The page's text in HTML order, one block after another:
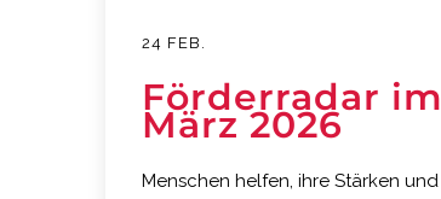
24 FEB.
Förderradar im
März 2026
Menschen helfen, ihre Stärken und